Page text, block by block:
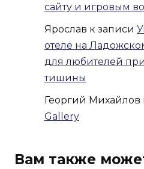
сайту и игровым
Ярослав к записи
отеле на
для любителей
тишины
Георгий Михайлов
Gallery
Вам также